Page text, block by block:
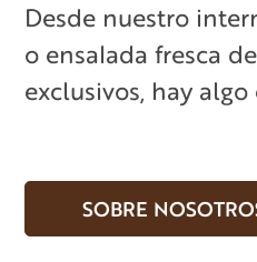
Desde nuestro
o ensalada fresca
exclusivos, hay
SOBRE